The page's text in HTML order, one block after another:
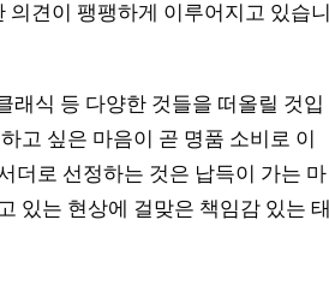
견이 팽팽하게 이루어지고 있습니
래식 등 다양한 것들을 떠올릴 것입
고 싶은 마음이 곧 명품 소비로 이
더로 선정하는 것은 납득이 가는 마
있는 현상에 걸맞은 책임감 있는 태